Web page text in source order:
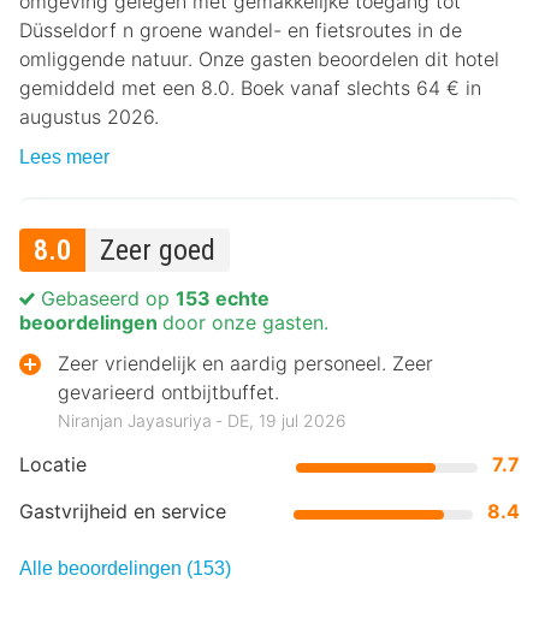
Düsseldorf n groene wandel- en fietsroutes in de
omliggende natuur. Onze gasten beoordelen dit hotel
gemiddeld met een 8.0. Boek vanaf slechts 64 € in
augustus 2026.
Lees meer
8.0 Zeer goed
Locatie
7.7
Gastvrijheid en service
8.4
Gebaseerd op 153 echte
beoordelingen door onze gasten.
Zeer vriendelijk en aardig personeel. Zeer
gevarieerd ontbijtbuffet.
Niranjan Jayasuriya ‐ DE, 19 jul 2026
Alle beoordelingen (153)